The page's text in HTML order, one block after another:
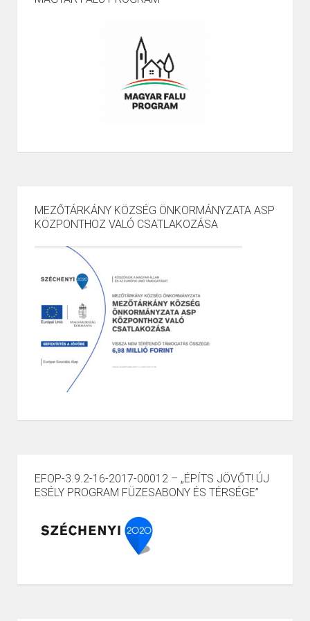
MEZŐTÁRKÁNY KÖZSÉG ÖNKORMÁNYZATA ASP
KÖZPONTHOZ VALÓ CSATLAKOZÁSA
EFOP-3.9.2-16-2017-00012 – „ÉPÍTS JÖVŐT! ÚJ
ESÉLY PROGRAM FÜZESABONY ÉS TÉRSÉGE”